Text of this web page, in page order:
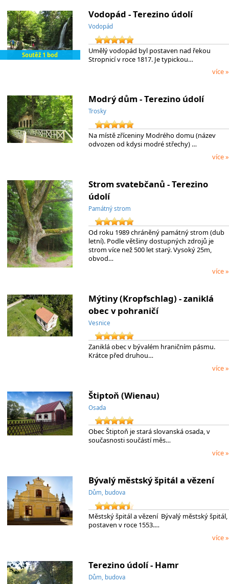
Soutěž 1 bod
Vodopád - Terezino údolí
Vodopád
Umělý vodopád byl postaven nad řekou
Stropnicí v roce 1817. Je typickou…
více »
Modrý dům - Terezino údolí
Trosky
Na místě zříceniny Modrého domu (název
odvozen od kdysi modré střechy) …
více »
Strom svatebčanů - Terezino
údolí
Památný strom
Od roku 1989 chráněný památný strom (dub
letní). Podle většiny dostupných zdrojů je
strom více než 500 let starý. Vysoký 25m,
obvod…
více »
Mýtiny (Kropfschlag) - zaniklá
obec v pohraničí
Vesnice
Zaniklá obec v bývalém hraničním pásmu.
Krátce před druhou…
více »
Štiptoň (Wienau)
Osada
Obec Štiptoň je stará slovanská osada, v
současnosti součástí měs…
více »
Bývalý městský špitál a vězení
Dům, budova
Městský špitál a vězení Bývalý městský špitál,
postaven v roce 1553.…
více »
Terezino údolí - Hamr
Dům, budova